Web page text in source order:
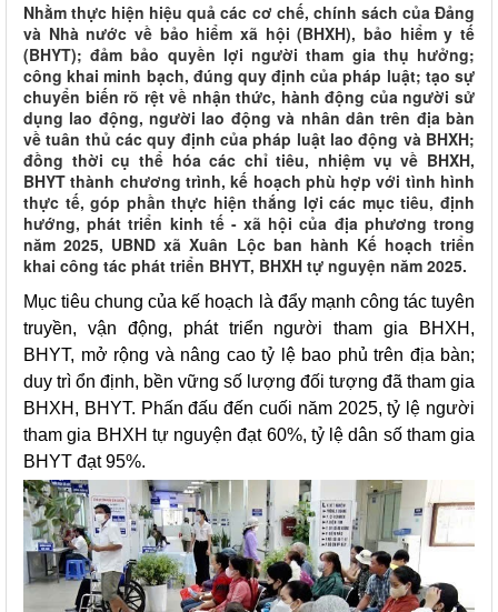
Nhằm thực hiện hiệu quả các cơ chế, chính sách của Đảng
và Nhà nước về bảo hiểm xã hội (BHXH), bảo hiểm y tế
(BHYT); đảm bảo quyền lợi người tham gia thụ hưởng;
công khai minh bạch, đúng quy định của pháp luật; tạo sự
chuyển biến rõ rệt về nhận thức, hành động của người sử
dụng lao động, người lao động và nhân dân trên địa bàn
về tuân thủ các quy định của pháp luật lao động và BHXH;
đồng thời cụ thể hóa các chỉ tiêu, nhiệm vụ về BHXH,
BHYT thành chương trình, kế hoạch phù hợp với tình hình
thực tế, góp phần thực hiện thắng lợi các mục tiêu, định
hướng, phát triển kinh tế - xã hội của địa phương trong
năm 2025, UBND xã Xuân Lộc ban hành Kế hoạch triển
khai công tác phát triển BHYT, BHXH tự nguyện năm 2025.
Mục tiêu chung của kế hoạch là đẩy mạnh công tác tuyên
truyền, vận động, phát triển người tham gia BHXH,
BHYT, mở rộng và nâng cao tỷ lệ bao phủ trên địa bàn;
duy trì ổn định, bền vững số lượng đối tượng đã tham gia
BHXH, BHYT. Phấn đấu đến cuối năm 2025, tỷ lệ người
tham gia BHXH tự nguyện đạt 60%, tỷ lệ dân số tham gia
BHYT đạt 95%.